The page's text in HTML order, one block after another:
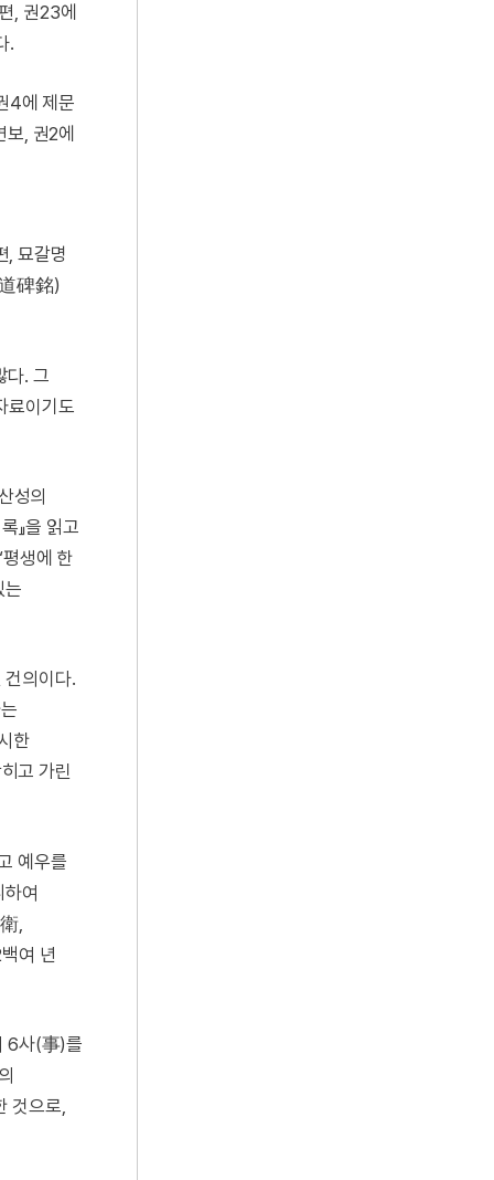
, 권23에
.
4에 제문
보, 권2에
, 묘갈명
碑銘)
다. 그
료이기도
성의
』을 읽고
생에 한
는
건의이다.
한
고 가린
예우를
하여
,
여 년
6사(事)를
것으로,